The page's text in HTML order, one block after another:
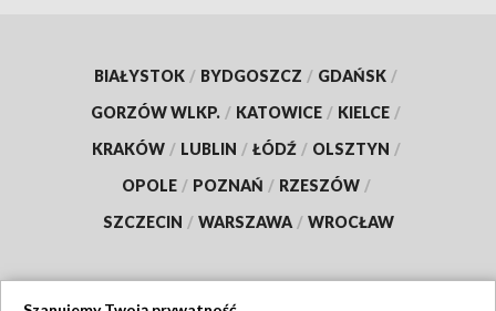
BIAŁYSTOK / BYDGOSZCZ / GDAŃSK /
GORZÓW WLKP. / KATOWICE / KIELCE /
KRAKÓW / LUBLIN / ŁÓDŹ / OLSZTYN /
OPOLE / POZNAŃ / RZESZÓW /
SZCZECIN / WARSZAWA / WROCŁAW